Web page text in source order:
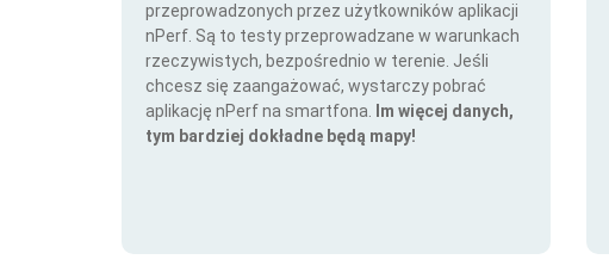
przeprowadzonych przez użytkowników aplikacji
nPerf. Są to testy przeprowadzane w warunkach
rzeczywistych, bezpośrednio w terenie. Jeśli
chcesz się zaangażować, wystarczy pobrać
aplikację nPerf na smartfona.
Im więcej danych,
tym bardziej dokładne będą mapy!